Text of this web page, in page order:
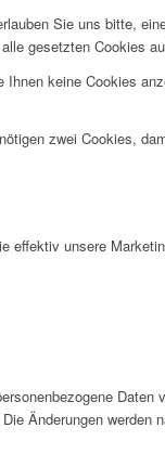
Sie uns bitte,
gesetzten Cookies
keine Cookies
zwei Cookies,
effektiv unsere
Änderungen werden